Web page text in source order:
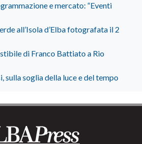
e mercato: “Eventi
all’Isola d’Elba fotografata il 2
di Franco Battiato a Rio
sulla soglia della luce e del tempo